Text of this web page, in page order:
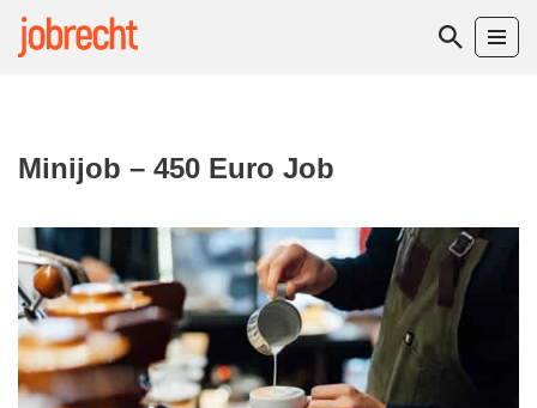
Minijob – 450 Euro Job